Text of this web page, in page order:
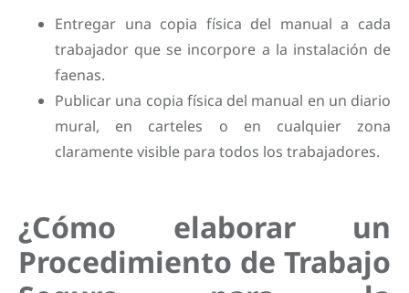
Entregar una copia física del manual a cada
trabajador que se incorpore a la instalación de
faenas.
Publicar una copia física del manual en un diario
mural, en carteles o en cualquier zona
claramente visible para todos los trabajadores.
¿Cómo elaborar un
Procedimiento de Trabajo